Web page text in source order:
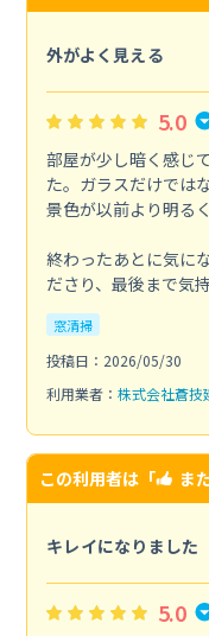
外がよく見える
5.0
部屋が少し暗く感じ
た。ガラスだけでは
景色が以前より明る
終わったあとに気に
ださり、最後まで気
窓清掃
投稿日：2026/05/30
利用業者： 株式会社蒼技
この利用者は「 ま
キレイになりました
5.0